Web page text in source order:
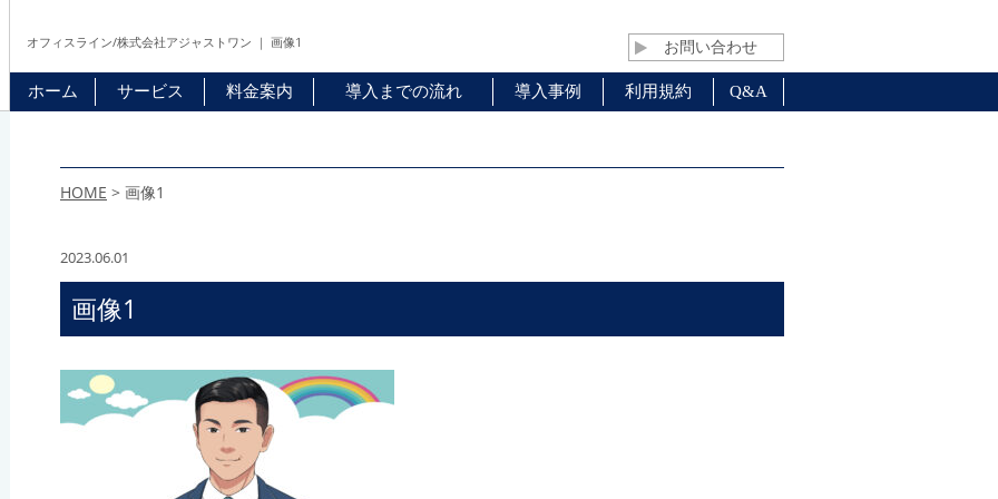
オフィスライン/株式会社アジャストワン ｜ 画像1 お問い合わせ
ホーム サービス 料金案内 導入までの流れ 導入事例 利用規約 Q&A
HOME > 画像1
2023.06.01
画像1